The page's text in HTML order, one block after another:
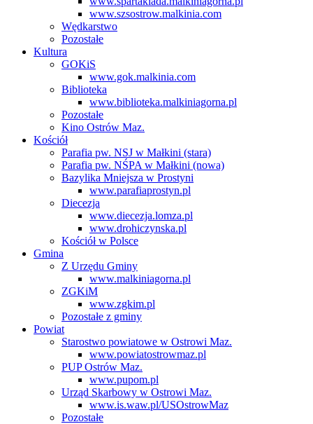
www.szsostrow.malkinia.com
Wędkarstwo
Pozostałe
Kultura
GOKiS
www.gok.malkinia.com
Biblioteka
www.biblioteka.malkiniagorna.pl
Pozostałe
Kino Ostrów Maz.
Kościół
Parafia pw. NSJ w Małkini (stara)
Parafia pw. NŚPA w Małkini (nowa)
Bazylika Mniejsza w Prostyni
www.parafiaprostyn.pl
Diecezja
www.diecezja.lomza.pl
www.drohiczynska.pl
Kościół w Polsce
Gmina
Z Urzędu Gminy
www.malkiniagorna.pl
ZGKiM
www.zgkim.pl
Pozostałe z gminy
Powiat
Starostwo powiatowe w Ostrowi Maz.
www.powiatostrowmaz.pl
PUP Ostrów Maz.
www.pupom.pl
Urząd Skarbowy w Ostrowi Maz.
www.is.waw.pl/USOstrowMaz
Pozostałe